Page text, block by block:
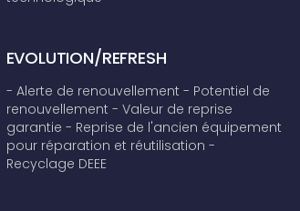
EVOLUTION/REFRESH
- Alerte de renouvellement - Potentiel de
renouvellement - Valeur de reprise
garantie - Reprise de l'ancien équipement
pour réparation et réutilisation -
Recyclage DEEE